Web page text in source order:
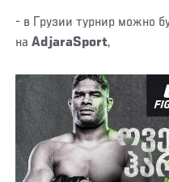
- в Грузии турнир можно
наAdjaraSport,